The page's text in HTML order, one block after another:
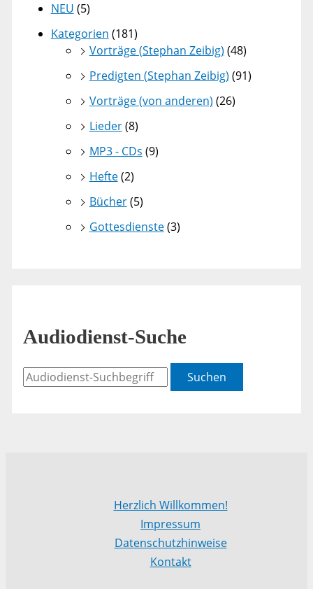
NEU (5)
Kategorien (181)
Vorträge (Stephan Zeibig) (48)
Predigten (Stephan Zeibig) (91)
Vorträge (von anderen) (26)
Lieder(8)
MP3 - CDs (9)
Hefte(2)
Bücher(5)
Gottesdienste(3)
Audiodienst-Suche
Suchen
Herzlich Willkommen!
Impressum
Datenschutzhinweise
Kontakt